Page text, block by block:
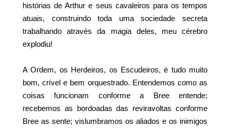
histórias de Arthur e seus cavaleiros para os tempos
atuais, construindo toda uma sociedade secreta
trabalhando através da magia deles, meu cérebro
explodiu!
A Ordem, os Herdeiros, os Escudeiros, é tudo muito
bom, crível e bem orquestrado. Entendemos como as
coisas funcionam conforme a Bree entende;
recebemos as bordoadas das reviravoltas conforme
Bree as sente; vislumbramos os aliados e os inimigos